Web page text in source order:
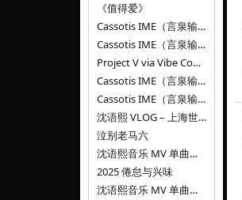
《值得爱》
Cassotis IME（言泉输入法）v0.2.0
Cassotis IME（言泉输入法）v0.1.0
Project V via Vibe Coding
Cassotis IME（言泉输入法）阶段二
Cassotis IME（言泉输入法）
沈语熙 VLOG – 上海世博文化公园双子山
泣别老马六
沈语熙音乐 MV 单曲第三弹：代码与白T恤
2025 倦怠与兴味
沈语熙音乐 MV 单曲第二弹：优雅时间